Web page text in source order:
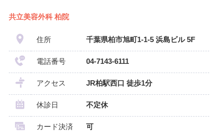
共立美容外科 柏院
住所 千葉県柏市旭町1-1-5 浜島ビル 5F
電話番号 04-7143-6111
アクセス JR柏駅西口 徒歩1分
休診日 不定休
カード決済 可